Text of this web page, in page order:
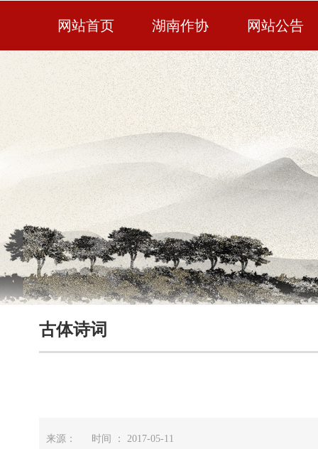
网站首页 湖南作协 网站公告
古体诗词
来源： 时间 ： 2017-05-11